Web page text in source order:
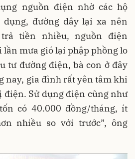
nguồn điện nhờ các hộ
đường dây lại xa nên
tiền nhiều, nguồn điện
mưa gió lại phập phồng lo
tư đường điện, bà con ở đây
nay, gia đình rất yên tâm khi
điện. Sử dụng điện cũng như
có 40.000 đồng/tháng, ít
nhiều so với trước”, ông